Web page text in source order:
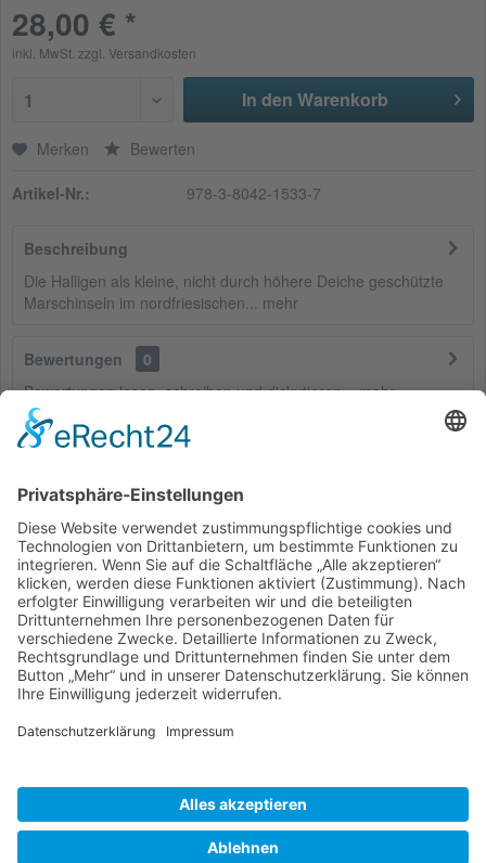
28,00 € *
inkl. MwSt. zzgl. Versandkosten
1 In den Warenkorb
Merken Bewerten
Artikel-Nr.: 978-3-8042-1533-7
Beschreibung
Die Halligen als kleine, nicht durch höhere Deiche geschützte
Marschinseln im nordfriesischen... mehr
Bewertungen
0
Bewertungen lesen, schreiben und diskutieren...mehr
Kunden haben sich ebenfalls angesehen
Service Hotline
Shop Service
Informationen
* Alle Preise inkl. gesetzl. Mehrwertsteuer zzgl.Versandkostenund ggf.
Nachnahmegebühren, wenn nicht anders beschrieben
Bestellung Downloads
Widerrufsbelehrung Datenschutz
Impressum